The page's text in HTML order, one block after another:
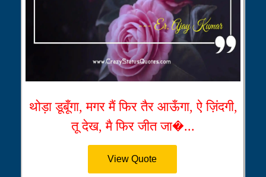
थोड़ा डूबूँगा, मगर मैं फिर तैर आऊँगा, ऐ ज़िंदगी,
तू देख, मै फिर जीत जा�...
View Quote